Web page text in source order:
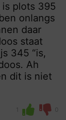
is plots 395
onlangs
daar
staat
345 “is,
Ah
dit is niet
1 0